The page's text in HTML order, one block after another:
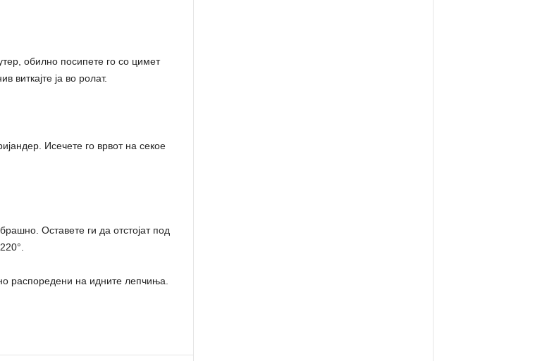
обилно посипете го со цимет
виткајте ја во ролат.
Исечете го врвот на секое
Оставете ги да отстојат под
распоредени на идните лепчиња.